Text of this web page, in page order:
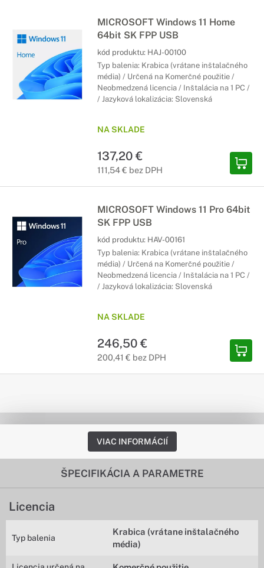
MICROSOFT Windows 11 Home
64bit SK FPP USB
kód produktu: HAJ-00100
Typ balenia: Krabica (vrátane inštalačného
média) / Určená na Komerčné použitie /
Neobmedzená licencia / Inštalácia na 1 PC /
/ Jazyková lokalizácia: Slovenská
NA SKLADE
137,20 €
111,54 € bez DPH
MICROSOFT Windows 11 Pro 64bit
SK FPP USB
kód produktu: HAV-00161
Typ balenia: Krabica (vrátane inštalačného
média) / Určená na Komerčné použitie /
Neobmedzená licencia / Inštalácia na 1 PC /
/ Jazyková lokalizácia: Slovenská
NA SKLADE
246,50 €
200,41 € bez DPH
VIAC INFORMÁCIÍ
ŠPECIFIKÁCIA A PARAMETRE
Licencia
Typ balenia
Krabica (vrátane inštalačného
média)